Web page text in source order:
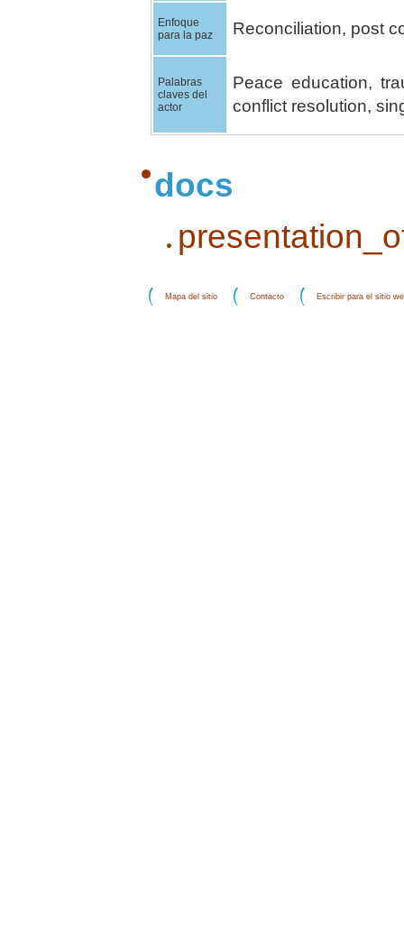
Enfoque
para la paz
Reconciliation, post
Palabras
claves del
actor
Peace education,
conflict resolution,
docs
Mapa del sitio Contacto Escribir para el sitio